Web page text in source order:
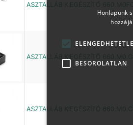
ASZTALLÁB KIEGÉSZÍTŐ
ASZTALLÁB KIEGÉSZÍTŐ
ASZTALLÁB KIEGÉSZÍTŐ
Honlapunk
BESOROLATLAN